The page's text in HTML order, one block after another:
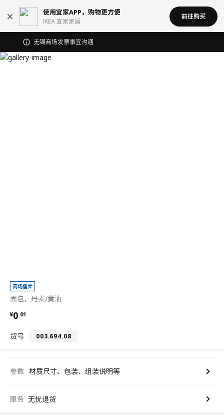
使用宜家APP，购物更方便
IKEA 宜家家居
前往购买
无锡商场发票事宜沟通
商场售卖
面包，丹麦/黄油
¥0.01
¥ 0.01
货号 003.694.08
参数 材质尺寸、包装、组装说明等
服务 无忧退货